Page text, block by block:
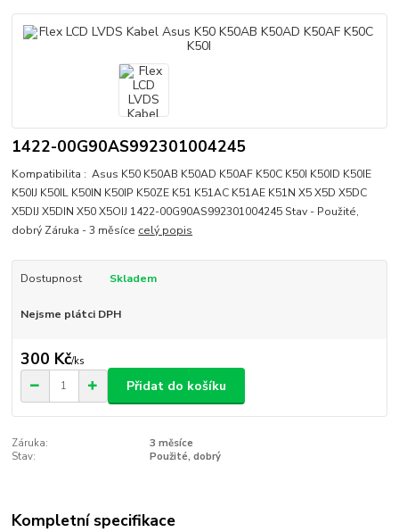
1422-00G90AS992301004245
Kompatibilita : Asus K50 K50AB K50AD K50AF K50C K50I K50ID K50IE
K50IJ K50IL K50IN K50IP K50ZE K51 K51AC K51AE K51N X5 X5D X5DC
X5DIJ X5DIN X50 X5OIJ 1422-00G90AS992301004245 Stav - Použité,
dobrý Záruka - 3 měsíce celý popis
Dostupnost Skladem
Nejsme plátci DPH
300 Kč/ks
Přidat do košíku
Záruka:
3 měsíce
Stav:
Použité, dobrý
Kompletní specifikace